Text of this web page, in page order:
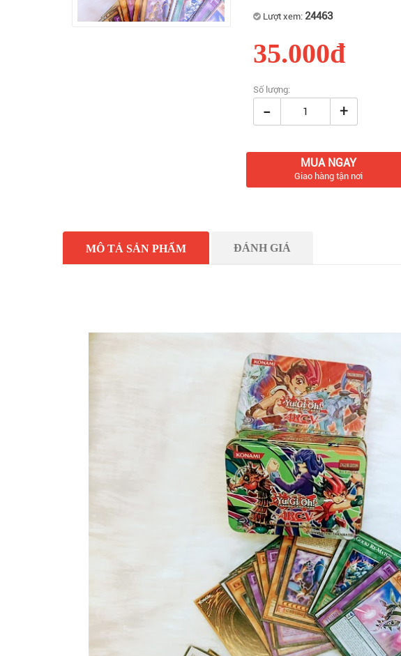
Lượt xem: 24463
35.000đ
Số lượng:
- +
MUA NGAY
Giao hàng tận nơi
MÔ TẢ SẢN PHẨM ĐÁNH GIÁ